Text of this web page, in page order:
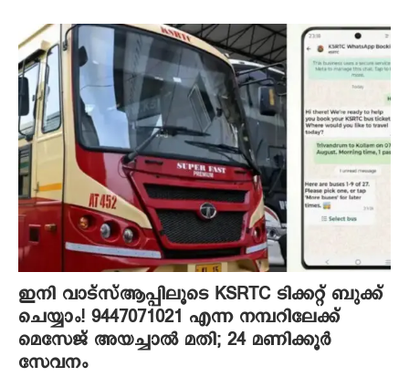
ഇനി വാട്‌സ്ആപ്പിലൂടെ KSRTC ടിക്കറ്റ് ബുക്ക്
ചെയ്യാം! 9447071021 എന്ന നമ്പറിലേക്ക്
മെസേജ് അയച്ചാൽ മതി; 24 മണിക്കൂർ
സേവനം